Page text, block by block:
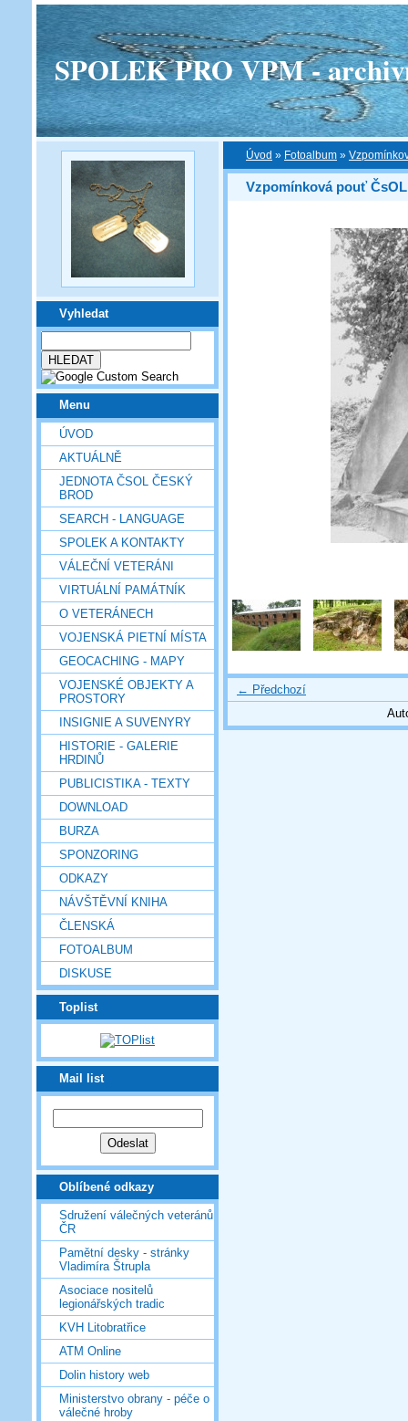
SPOLEK PRO VPM -
Vyhledat
Menu
ÚVOD
AKTUÁLNĚ
JEDNOTA ČSOL ČESKÝ
BROD
SEARCH - LANGUAGE
SPOLEK A KONTAKTY
VÁLEČNÍ VETERÁNI
VIRTUÁLNÍ PAMÁTNÍK
O VETERÁNECH
VOJENSKÁ PIETNÍ MÍSTA
GEOCACHING - MAPY
VOJENSKÉ OBJEKTY A
PROSTORY
INSIGNIE A SUVENYRY
HISTORIE - GALERIE
HRDINŮ
PUBLICISTIKA - TEXTY
DOWNLOAD
BURZA
SPONZORING
ODKAZY
NÁVŠTĚVNÍ KNIHA
ČLENSKÁ
FOTOALBUM
DISKUSE
Toplist
Mail list
Oblíbené odkazy
Sdružení válečných veteránů
ČR
Pamětní desky - stránky
Vladimíra Štrupla
Asociace nositelů
legionářských tradic
KVH Litobratřice
ATM Online
Dolin history web
Ministerstvo obrany - péče o
válečné hroby
Úvod » Fotoalbum »
Vzpomínková pouť
← Předchozí